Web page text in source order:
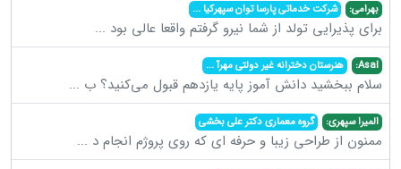
بهرامی: شرکت خدماتی پارسا توان سپهرکیا ...
برای پذیرایی تولد از شما نیرو گرفتم واقعا عالی بود ...
Asal: هنرستان دخترانه غیر دولتی مهرآ...
سلام ببخشید دانش آموز پایه یازدهم قبول می‌کنید؟ ب ...
المیرا سپهری: گروه معماری دکتر علی بخشی
ممنون از طراحی زیبا و حرفه ای که روی پروژم انجام د ...